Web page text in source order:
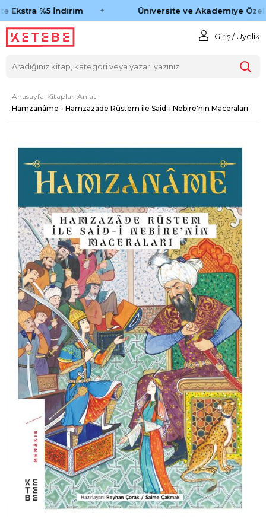
Ekstra %5 İndirim Üniversite ve Akademiye Özel
Giriş / Üyelik
Anasayfa Kitaplar Anlatı
Hamzanâme - Hamzazade Rüstem ile Said-i Nebire'nin Maceraları